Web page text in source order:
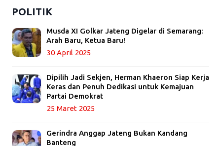
POLITIK
Musda XI Golkar Jateng Digelar di Semarang:
Arah Baru, Ketua Baru!
30 April 2025
Dipilih Jadi Sekjen, Herman Khaeron Siap Kerja
Keras dan Penuh Dedikasi untuk Kemajuan
Partai Demokrat
25 Maret 2025
Gerindra Anggap Jateng Bukan Kandang
Banteng